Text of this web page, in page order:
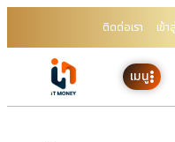
ติดต่อเรา เข้
เมนู